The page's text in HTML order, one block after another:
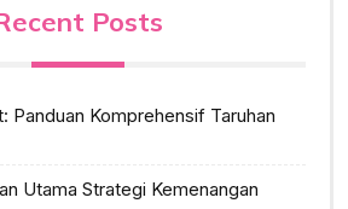
Posts
Panduan Komprehensif Taruhan
Utama Strategi Kemenangan